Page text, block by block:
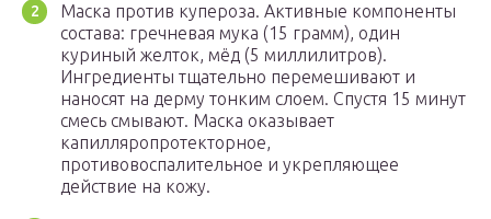
Маска против купероза. Активные компоненты
состава: гречневая мука (15 грамм), один
куриный желток, мёд (5 миллилитров).
Ингредиенты тщательно перемешивают и
наносят на дерму тонким слоем. Спустя 15 минут
смесь смывают. Маска оказывает
капилляропротекторное,
противовоспалительное и укрепляющее
действие на кожу.